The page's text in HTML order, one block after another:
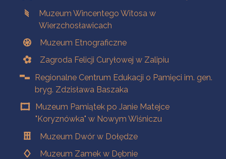
Muzeum Wincentego Witosa w
Wierzchosławicach
Muzeum Etnograficzne
Zagroda Felicji Curyłowej w Zalipiu
Regionalne Centrum Edukacji o Pamięci im. gen.
bryg. Zdzisława Baszaka
Muzeum Pamiątek po Janie Matejce
"Koryznówka" w Nowym Wiśniczu
Muzeum Dwór w Dołędze
Muzeum Zamek w Dębnie